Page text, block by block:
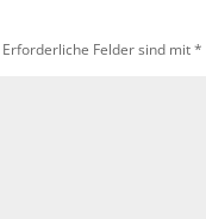
Erforderliche Felder sind mit*